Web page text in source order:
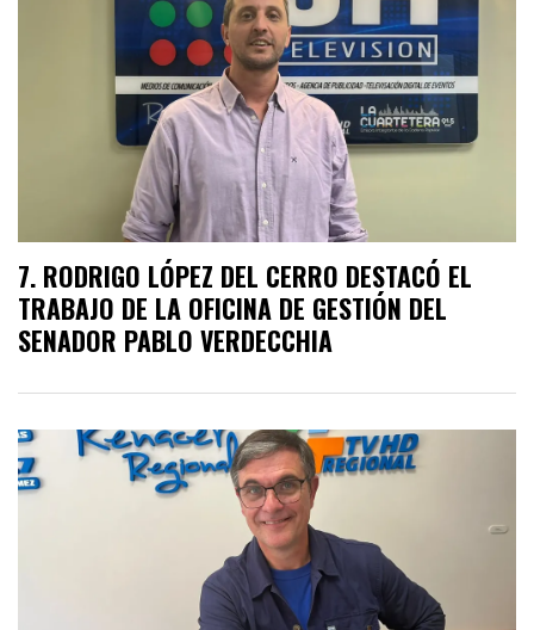
RODRIGO LÓPEZ DEL CERRO DESTACÓ EL
TRABAJO DE LA OFICINA DE GESTIÓN DEL
SENADOR PABLO VERDECCHIA